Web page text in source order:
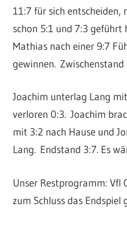
11:7 für sich entscheiden,
schon 5:1 und 7:3 geführt
Mathias nach einer 9:7
gewinnen.Zwischenstand
Joachim unterlag Lang
verloren 0:3.Joachim
mit 3:2 nach Hause und
Lang. Endstand 3:7. Es
Unser Restprogramm: Vfl
zum Schluss das Endspiel